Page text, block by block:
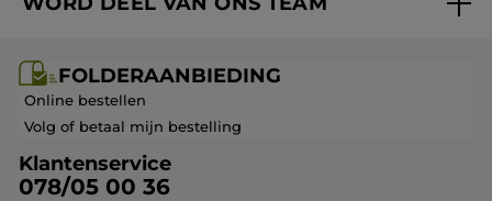
Cadeau-ideeën
Kerstcollectie
Mijn geschenken
Veelgestelde vragen
Contact opnemen
Franchisenemer of bedrijfsleider worden
FOLDERAANBIEDING
Online bestellen
Volg of betaal mijn bestelling
Klantenservice
078/05 00 36